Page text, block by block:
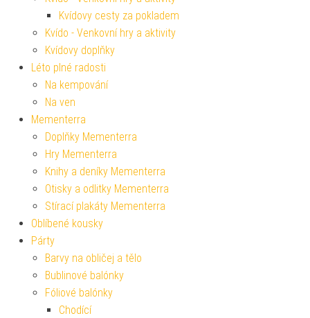
Kvídovy cesty za pokladem
Kvído - Venkovní hry a aktivity
Kvídovy doplňky
Léto plné radosti
Na kempování
Na ven
Mementerra
Doplňky Mementerra
Hry Mementerra
Knihy a deníky Mementerra
Otisky a odlitky Mementerra
Stírací plakáty Mementerra
Oblíbené kousky
Párty
Barvy na obličej a tělo
Bublinové balónky
Fóliové balónky
Chodící